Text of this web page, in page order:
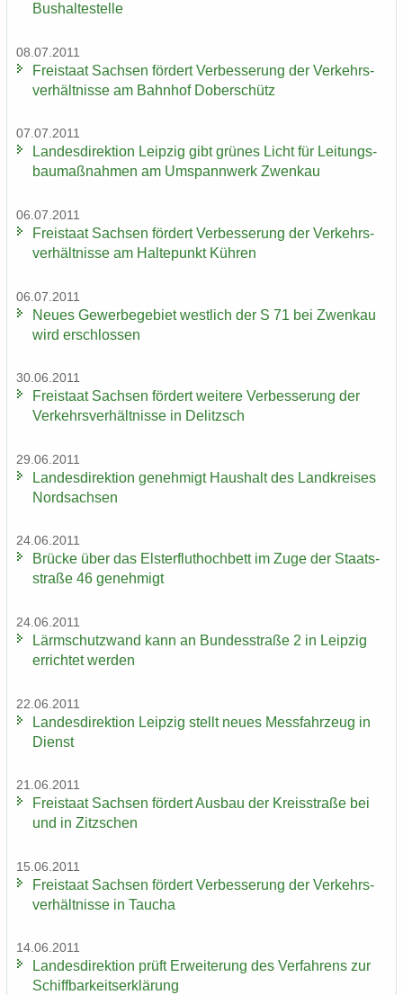
Bus­hal­te­stel­le
08.07.2011
Frei­staat Sach­sen för­dert Ver­bes­se­rung der Ver­kehrs­
ver­hält­nis­se am Bahn­hof Do­ber­schütz
07.07.2011
Lan­des­di­rek­ti­on Leip­zig gibt grü­nes Licht für Lei­tungs­
bau­maß­nah­men am Um­spann­werk Zwenkau
06.07.2011
Frei­staat Sach­sen för­dert Ver­bes­se­rung der Ver­kehrs­
ver­hält­nis­se am Hal­te­punkt Küh­ren
06.07.2011
Neues Ge­wer­be­ge­biet west­lich der S 71 bei Zwenkau
wird er­schlos­sen
30.06.2011
Frei­staat Sach­sen för­dert wei­te­re Ver­bes­se­rung der
Ver­kehrs­ver­hält­nis­se in De­litzsch
29.06.2011
Lan­des­di­rek­ti­on ge­neh­migt Haus­halt des Land­krei­ses
Nord­sach­sen
24.06.2011
Brü­cke über das Els­ter­flut­hoch­bett im Zuge der Staats­
stra­ße 46 ge­neh­migt
24.06.2011
Lärm­schutz­wand kann an Bun­des­stra­ße 2 in Leip­zig
er­rich­tet wer­den
22.06.2011
Lan­des­di­rek­ti­on Leip­zig stellt neues Mess­fahr­zeug in
Dienst
21.06.2011
Frei­staat Sach­sen för­dert Aus­bau der Kreis­stra­ße bei
und in Zitz­schen
15.06.2011
Frei­staat Sach­sen för­dert Ver­bes­se­rung der Ver­kehrs­
ver­hält­nis­se in Tau­cha
14.06.2011
Lan­des­di­rek­ti­on prüft Er­wei­te­rung des Ver­fah­rens zur
Schiff­bar­keits­er­klä­rung